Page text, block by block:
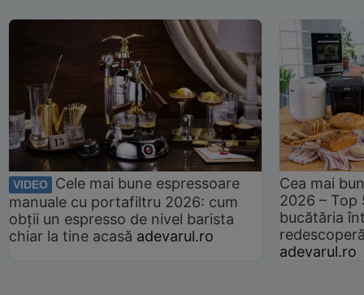
VIDEO
Cele mai bune espressoare
manuale cu portafiltru 2026: cum
obții un espresso de nivel barista
chiar la tine acasă adevarul.ro
Cea mai
2026 –
bucătăria
adevarul.ro